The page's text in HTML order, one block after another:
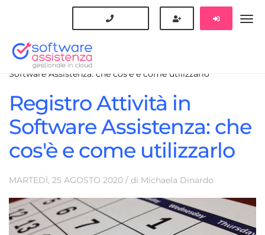
Blog Guida Software Assistenza
Software Assistenza: che cos'è e come utilizzarlo
Registro Attività in
Software Assistenza: che
cos'è e come utilizzarlo
MARTEDÌ, 25 AGOSTO 2020 / di Michaela Dinardo